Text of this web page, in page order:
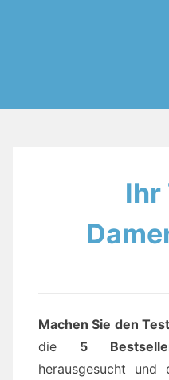
Ihr
Machen Sie den
die 5
herausgesucht und